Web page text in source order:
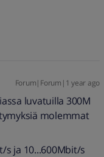
Forum|Forum|1 year ago
luvatuilla 300M
molemmat
s ja 10...600Mbit/s